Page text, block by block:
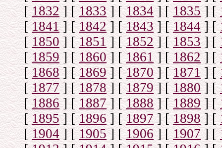
[1832] [1833] [1834] [1835] [
[1841] [1842] [1843 ] [1844] [
[1850] [1851] [1852] [1853] [
[1859] [1860] [1861] [1862] [
[1868] [1869] [1870] [1871] [
[1877] [1878] [1879] [1880] [
[1886] [1887] [1888] [1889] [
[1895] [1896] [1897] [1898] [
[1904] [1905] [1906 ] [1907] [